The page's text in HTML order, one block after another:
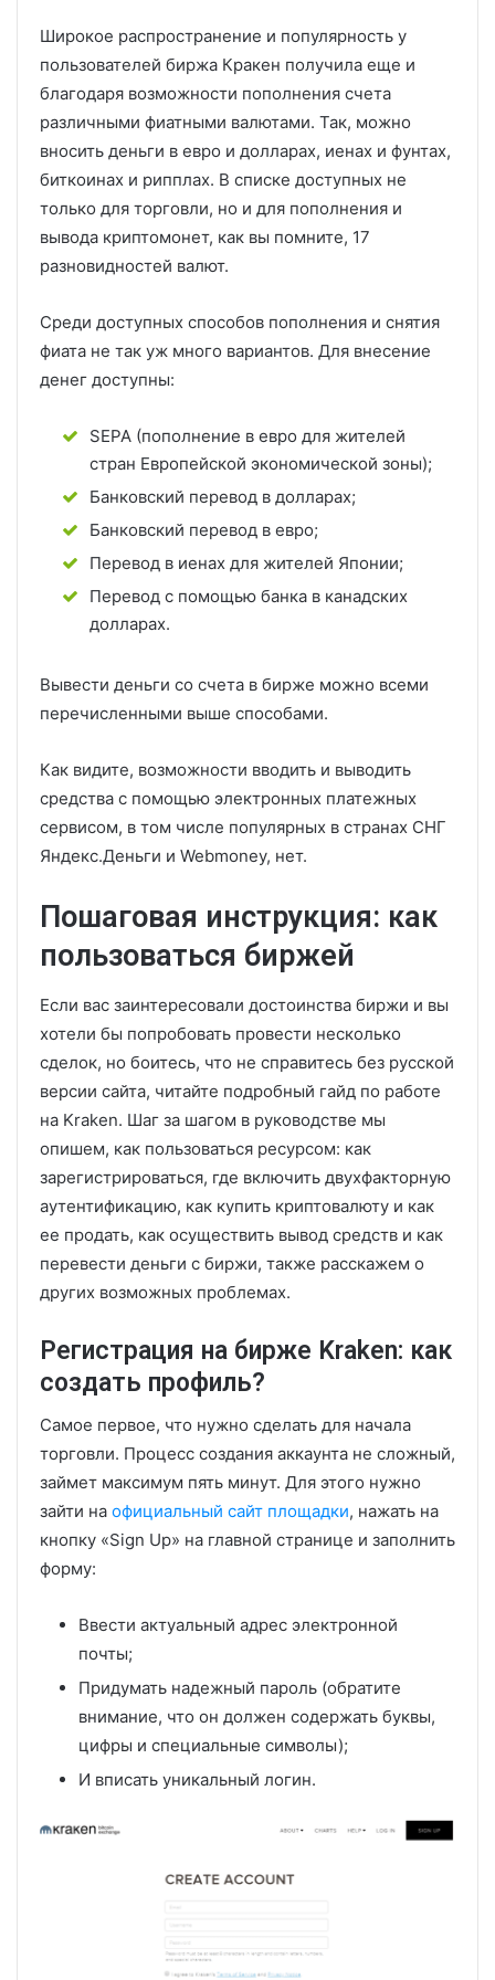
Широкое распространение и популярность у
пользователей биржа Кракен получила еще и
благодаря возможности пополнения счета
различными фиатными валютами. Так, можно
вносить деньги в евро и долларах, иенах и фунтах,
биткоинах и рипплах. В списке доступных не
только для торговли, но и для пополнения и
вывода криптомонет, как вы помните, 17
разновидностей валют.
Среди доступных способов пополнения и снятия
фиата не так уж много вариантов. Для внесение
денег доступны:
SEPA (пополнение в евро для жителей
стран Европейской экономической зоны);
Банковский перевод в долларах;
Банковский перевод в евро;
Перевод в иенах для жителей Японии;
Перевод с помощью банка в канадских
долларах.
Вывести деньги со счета в бирже можно всеми
перечисленными выше способами.
Как видите, возможности вводить и выводить
средства с помощью электронных платежных
сервисом, в том числе популярных в странах СНГ
Яндекс.Деньги и Webmoney, нет.
Пошаговая инструкция: как
пользоваться биржей
Если вас заинтересовали достоинства биржи и вы
хотели бы попробовать провести несколько
сделок, но боитесь, что не справитесь без русской
версии сайта, читайте подробный гайд по работе
на Kraken. Шаг за шагом в руководстве мы
опишем, как пользоваться ресурсом: как
зарегистрироваться, где включить двухфакторную
аутентификацию, как купить криптовалюту и как
ее продать, как осуществить вывод средств и как
перевести деньги с биржи, также расскажем о
других возможных проблемах.
Регистрация на бирже Kraken: как
создать профиль?
Самое первое, что нужно сделать для начала
торговли. Процесс создания аккаунта не сложный,
займет максимум пять минут. Для этого нужно
зайти на официальный сайт площадки, нажать на
кнопку «Sign Up» на главной странице и заполнить
форму:
Ввести актуальный адрес электронной
почты;
Придумать надежный пароль (обратите
внимание, что он должен содержать буквы,
цифры и специальные символы);
И вписать уникальный логин.